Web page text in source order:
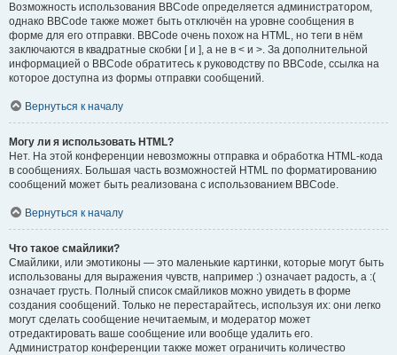
Возможность использования BBCode определяется администратором,
однако BBCode также может быть отключён на уровне сообщения в
форме для его отправки. BBCode очень похож на HTML, но теги в нём
заключаются в квадратные скобки [ и ], а не в < и >. За дополнительной
информацией о BBCode обратитесь к руководству по BBCode, ссылка на
которое доступна из формы отправки сообщений.
Вернуться к началу
Могу ли я использовать HTML?
Нет. На этой конференции невозможны отправка и обработка HTML-кода
в сообщениях. Большая часть возможностей HTML по форматированию
сообщений может быть реализована с использованием BBCode.
Вернуться к началу
Что такое смайлики?
Смайлики, или эмотиконы — это маленькие картинки, которые могут быть
использованы для выражения чувств, например :) означает радость, а :(
означает грусть. Полный список смайликов можно увидеть в форме
создания сообщений. Только не перестарайтесь, используя их: они легко
могут сделать сообщение нечитаемым, и модератор может
отредактировать ваше сообщение или вообще удалить его.
Администратор конференции также может ограничить количество